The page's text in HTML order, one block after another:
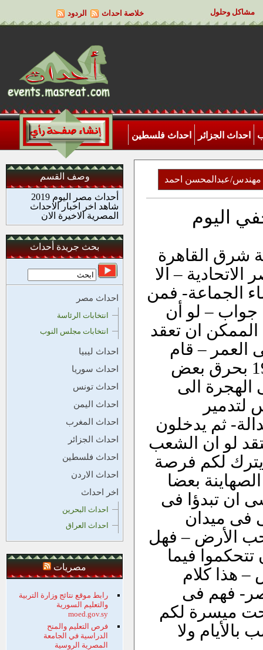
مشاكل وحلول خلاصة احداث الردود
احداث الجزائر احداث فلسطين
مهندس/عبدالمحسن احمد
اليوم
شرق القاهرة
– الا
الجماعة- فمن
– لو أن
ان تعقد
العمر – قام
اليهود فى سنوات ماقبل العدوان الثلاثى 1956 بحرق بعض
الهجرة الى
لتدمير
ثم يدخلون
لو ان الشعب
لكم فرصة
بعضا
ان تبدؤا فى
فى ميدان
الأرض – فهل
فيما
– هذا كلام
فهم فى
ميسرة لكم
ولا
وصف القسم
أحداث مصر اليوم 2019
شاهد اخر اخبار الاحداث
المصرية الاخيرة الان
بحث جريدة أحداث
احداث مصر
انتخابات الرئاسة
انتخابات مجلس النوب
احداث ليبيا
احداث سوريا
احداث تونس
احداث اليمن
احداث المغرب
احداث الجزائر
احداث فلسطين
احداث الاردن
اخر احداث
احداث البحرين
احداث العراق
مصريات
رابط موقع نتائج وزارة التربية
والتعليم السورية
moed.gov.sy
فرص التعليم والمنح
الدراسية في الجامعة
المصرية الروسية